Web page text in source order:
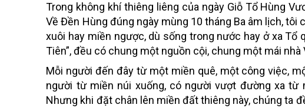
Trong không khí thiêng liêng của ngày Giỗ Tổ Hùng
Về Đền Hùng đúng ngày mùng 10 tháng Ba âm lịch,
xuôi hay miền ngược, dù sống trong nước hay ở xa Tổ
Tiên”, đều có chung một nguồn cội, chung một mái nhà
Mỗi người đến đây từ một miền quê, một công việc,
người từ miền núi xuống, có người vượt đường xa từ
Nhưng khi đặt chân lên miền đất thiêng này, chúng ta